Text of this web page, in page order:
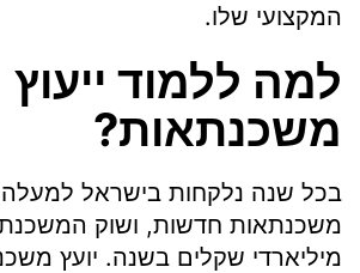
המקצועי שלו.
למה ללמוד ייעוץ
משכנתאות?
משכנתאות חדשות, ושוק
מיליארדי שקלים בשנה. יועץ